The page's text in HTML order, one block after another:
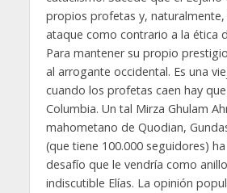
propios profetas y, naturalmente,
ataque como contrario a la ética
Para mantener su propio
al arrogante occidental. Es una
cuando los profetas caen hay
Columbia. Un tal Mirza Ghulam
mahometano de Quodian,
(que tiene 100.000 seguidores)
desafío que le vendría como
indiscutible Elías. La opinión